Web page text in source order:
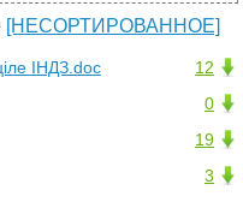
[НЕСОРТИРОВАННОЕ]
12
ІНДЗ.doc
0
19
3